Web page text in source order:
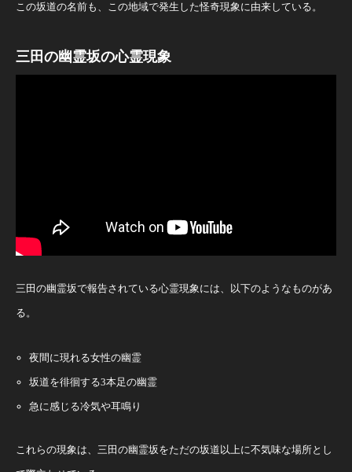
この坂道の名前も、この地域で発生した怪奇現象に由来している。
三田の幽霊坂の心霊現象
三田の幽霊坂で報告されている心霊現象には、以下のようなものがあ
る。
夜間に現れる女性の幽霊
坂道を徘徊する3本足の幽霊
急に感じる冷気や耳鳴り
これらの現象は、三田の幽霊坂をただの坂道以上に不気味な場所とし